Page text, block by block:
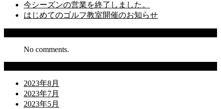
今シーズンの営業を終了しました。
はじめてのゴルフ教室開催のお知らせ
No comments.
2023年8月
2023年7月
2023年5月